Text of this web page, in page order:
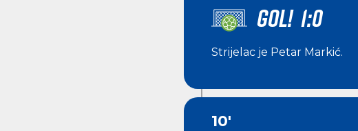
GOL! 1:0
Strijelac je Petar Markić.
10'